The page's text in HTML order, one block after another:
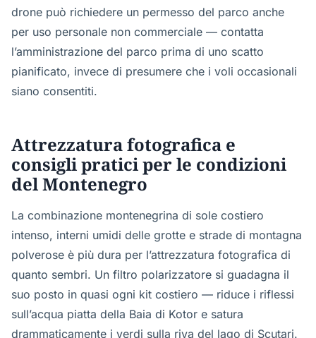
drone può richiedere un permesso del parco anche
per uso personale non commerciale — contatta
l’amministrazione del parco prima di uno scatto
pianificato, invece di presumere che i voli occasionali
siano consentiti.
Attrezzatura fotografica e
consigli pratici per le condizioni
del Montenegro
La combinazione montenegrina di sole costiero
intenso, interni umidi delle grotte e strade di montagna
polverose è più dura per l’attrezzatura fotografica di
quanto sembri. Un filtro polarizzatore si guadagna il
suo posto in quasi ogni kit costiero — riduce i riflessi
sull’acqua piatta della Baia di Kotor e satura
drammaticamente i verdi sulla riva del lago di Scutari.